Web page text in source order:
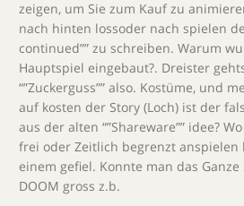
zeigen, um Sie zum Kauf zu
nach hinten lossoder nach spielen
continued”” zu schreiben. Warum
Hauptspiel eingebaut?. Dreister
“”Zuckerguss”” also. Kostüme, und
auf kosten der Story (Loch) ist der
aus der alten “”Shareware”” idee?
frei oder Zeitlich begrenzt anspielen
einem gefiel. Konnte man das
DOOM gross z.b.